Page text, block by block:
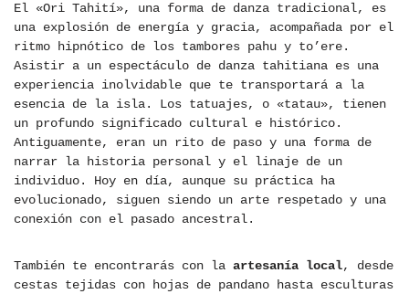
El «Ori Tahití», una forma de danza tradicional, es
una explosión de energía y gracia, acompañada por el
ritmo hipnótico de los tambores pahu y to’ere.
Asistir a un espectáculo de danza tahitiana es una
experiencia inolvidable que te transportará a la
esencia de la isla. Los tatuajes, o «tatau», tienen
un profundo significado cultural e histórico.
Antiguamente, eran un rito de paso y una forma de
narrar la historia personal y el linaje de un
individuo. Hoy en día, aunque su práctica ha
evolucionado, siguen siendo un arte respetado y una
conexión con el pasado ancestral.
También te encontrarás con la artesanía local, desde
cestas tejidas con hojas de pandano hasta esculturas